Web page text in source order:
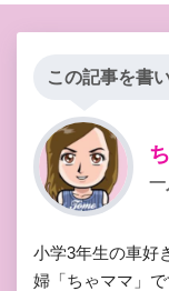
この記事を書
一
小学3年生の車好
婦「ちゃママ」